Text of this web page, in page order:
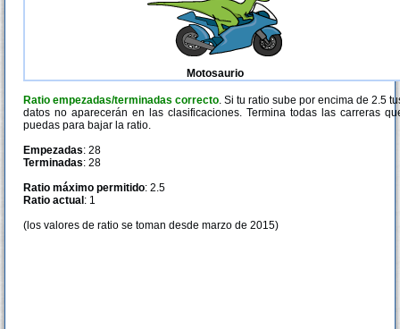
Motosaurio
Ratio empezadas/terminadas correcto. Si tu ratio sube por encima de 2.5
datos no aparecerán en las clasificaciones. Termina todas las carreras
puedas para bajar la ratio.
Empezadas: 28
Terminadas: 28
Ratio máximo permitido: 2.5
Ratio actual : 1
(los valores de ratio se toman desde marzo de 2015)